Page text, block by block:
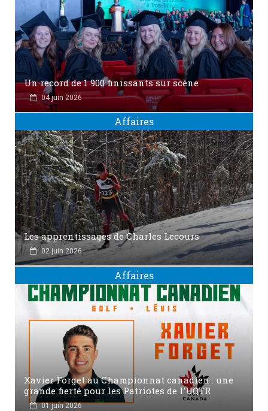
Un record de 1 900 finissants sur scène
04 juin 2026
Affaires
Les apprentissages de Charles Lecours
02 juin 2026
Affaires
Xavier Forget au Championnat canadien : une
grande fierté pour les Patriotes de l'UQTR
01 juin 2026